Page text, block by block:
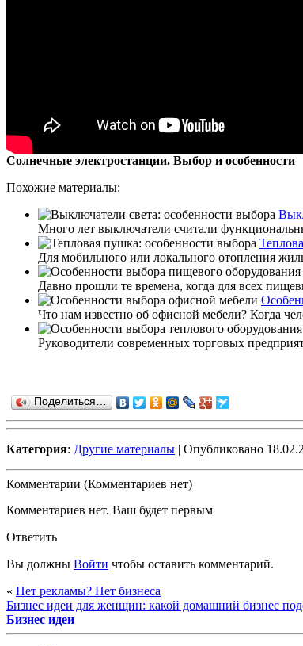
Солнечные электростанции. Выбор и особенности
Похожие материалы:
Много лет выключатели считали
Для мобильного или локального отопления
Давно прошли те времена, когда для всех
Что нам известно об офисной мебели? Когда
Руководители современных торговых
Поделиться…
Категория: Другие материалы | Опубликовано
Комментарии (Комментариев нет)
Комментариев нет. Ваш будет первым
Ответить
Вы должны Войти чтобы оставить комментарий.
« Нет рекламы? Нет бизнеса
Бизнес идеи для женщин: какой домашний бизнес
Бизнес идеи